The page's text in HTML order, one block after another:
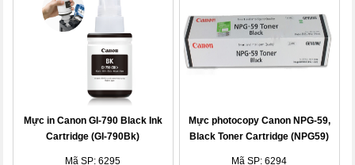
Mực in Canon GI-790 Black Ink
Cartridge (GI-790Bk)
Mã SP: 6295
Mực photocopy Canon NPG-59,
Black Toner Cartridge (NPG59)
Mã SP: 6294